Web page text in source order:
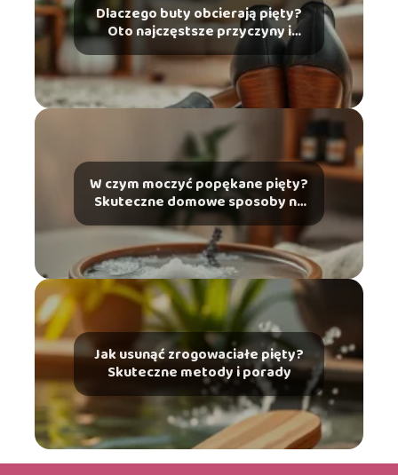
Dlaczego buty obcierają pięty?
Oto najczęstsze przyczyny i
rozwiązania
W czym moczyć popękane pięty?
Skuteczne domowe sposoby na
ulgę
Jak usunąć zrogowaciałe pięty?
Skuteczne metody i porady